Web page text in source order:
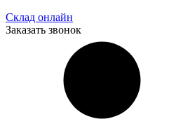
Склад онлайн
Заказать звонок